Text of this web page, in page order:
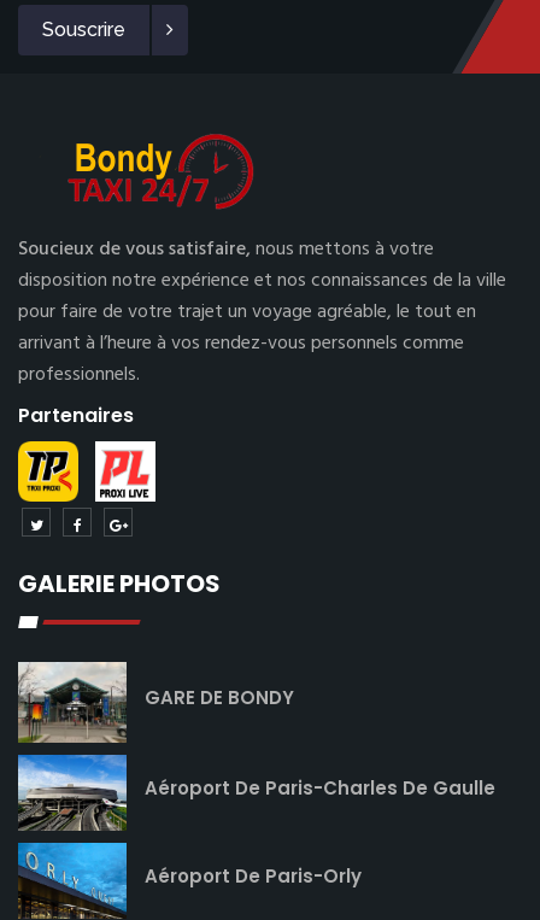
Souscrire
Soucieux de vous satisfaire,nous mettons à votre
disposition notre expérience et nos connaissances de la ville
pour faire de votre trajet un voyage agréable, le tout en
arrivant à l’heure à vos rendez-vous personnels comme
professionnels.
Partenaires
GALERIE PHOTOS
GARE DE BONDY
Aéroport De Paris-Charles De Gaulle
Aéroport De Paris-Orly